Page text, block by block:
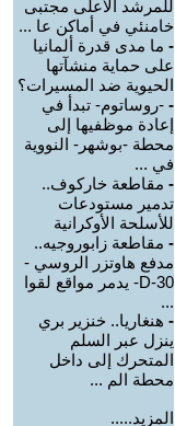
للمرشد الأعلى مجتبى
خامنئي في أماكن عا ...
- ما مدى قدرة ألمانيا
على حماية منشآتها
الحيوية ضد المسيرات؟
- -روساتوم- تبدأ في
إعادة موظفيها إلى
محطة -بوشهر- النووية
في ...
- مقاطعة خاركوف..
تدمير مستودعات
للأسلحة الأوكرانية
- مقاطعة زابوروجيه..
مدفع هاوتزر الروسي -
D-30- يدمر مواقع لقوا
...
- هنغاريا.. خنزير بري
ينزل عبر السلم
المتحرك إلى داخل
محطة الم ...
المزيد.....